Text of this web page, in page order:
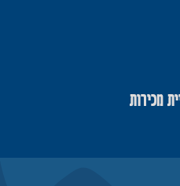
מכירות